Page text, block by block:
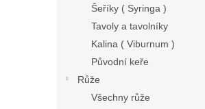
Šeříky ( Syringa )
Tavoly a tavolníky
Kalina ( Viburnum )
Původní keře
Růže
Všechny růže